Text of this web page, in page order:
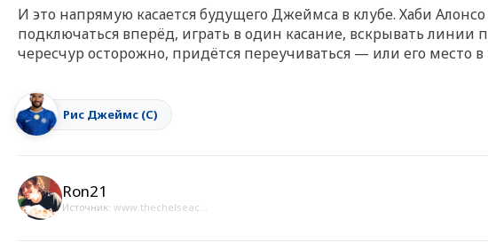
И это напрямую касается будущего Джеймса в клубе. Хаби
подключаться вперёд, играть в один касание, вскрывать
чересчур осторожно, придётся переучиваться — или его место в
Рис Джеймс (С)
Ron21
Источник: www.thechelseac...